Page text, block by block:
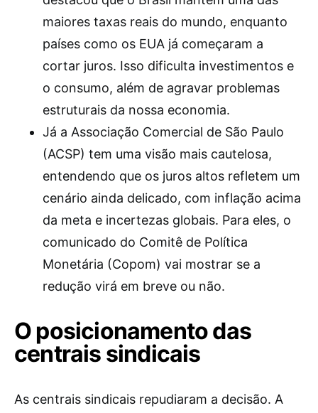
maiores taxas reais do mundo, enquanto
países como os EUA já começaram a
cortar juros. Isso dificulta investimentos e
o consumo, além de agravar problemas
estruturais da nossa economia.
Já a Associação Comercial de São Paulo
(ACSP) tem uma visão mais cautelosa,
entendendo que os juros altos refletem um
cenário ainda delicado, com inflação acima
da meta e incertezas globais. Para eles, o
comunicado do Comitê de Política
Monetária (Copom) vai mostrar se a
redução virá em breve ou não.
O posicionamento das
centrais sindicais
As centrais sindicais repudiaram a decisão. A